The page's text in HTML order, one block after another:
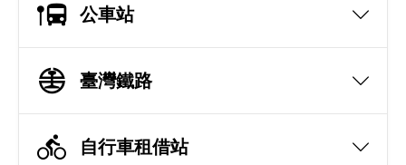
公車站
臺灣鐵路
自行車租借站